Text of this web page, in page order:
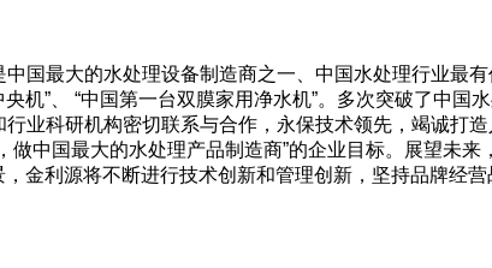
最大的水处理设备制造商之一、中国水处理行业最有
机”、 “中国第一台双膜家用净水机”。多次突破了中国
业科研机构密切联系与合作，永保技术领先，竭诚打
中国最大的水处理产品制造商”的企业目标。展望未来
金利源将不断进行技术创新和管理创新，坚持品牌经营